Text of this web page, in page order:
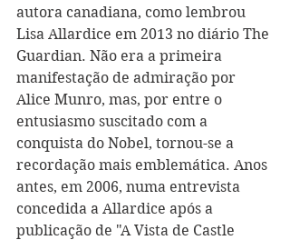
autora canadiana, como lembrou
Lisa Allardice em 2013 no diário The
Guardian. Não era a primeira
manifestação de admiração por
Alice Munro, mas, por entre o
entusiasmo suscitado com a
conquista do Nobel, tornou-se a
recordação mais emblemática. Anos
antes, em 2006, numa entrevista
concedida a Allardice após a
publicação de "A Vista de Castle